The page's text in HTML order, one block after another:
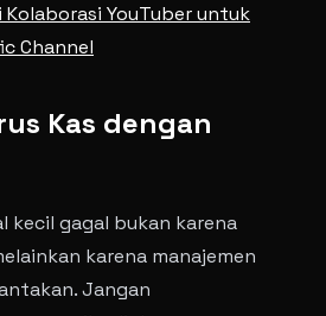
YouTuber untuk
Channel
Kas dengan
kecil gagal bukan karena
karena manajemen
Jangan